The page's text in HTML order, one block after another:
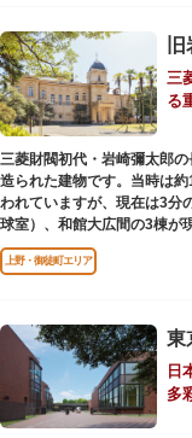
「句碑」や、初代・三笑亭
発祥之地」の石碑などの見ど
オリジナルの朱印帳の販売
ます。
三
る
三菱財閥初代・岩崎彌太郎
造られた建物です。当時は
われていますが、現在は3分
球室）、和館大広間の3棟が
【洋館】
鹿鳴館の建築家として知ら
ています。
【撞球室】
当時の日本では非常に珍しい
で、洋館から地下道でつな
上野・御徒町エリア
東
日
多